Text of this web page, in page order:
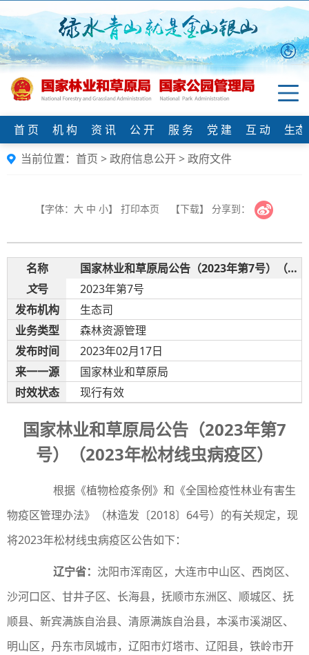
首 页 机 构 资 讯 公 开 服 务 党 建 互 动
生
当前位置： 首页 >政府信息公开>政府文件
【字体： 大 中 小】 打印本页 【下载】 分享到：
名称
国家林业和草原局公告（2023年第7号）（2023年松材线虫病疫区）
文号
发布机构
业务类型
2023年第7号
生态司
森林资源管理
发布时间
来一一源
时效状态
2023年02月17日
国家林业和草原局
现行有效
国家林业和草原局公告（2023年第7
号）（2023年松材线虫病疫区）
根据《植物检疫条例》和《全国检疫性林业有害生
物疫区管理办法》（林造发〔2018〕64号）的有关规定，现
将2023年松材线虫病疫区公告如下：
辽宁省： 沈阳市浑南区，大连市中山区、西岗区、
沙河口区、甘井子区、长海县，抚顺市东洲区、顺城区、抚
顺县、新宾满族自治县、清原满族自治县，本溪市溪湖区、
明山区，丹东市凤城市，辽阳市灯塔市、辽阳县，铁岭市开